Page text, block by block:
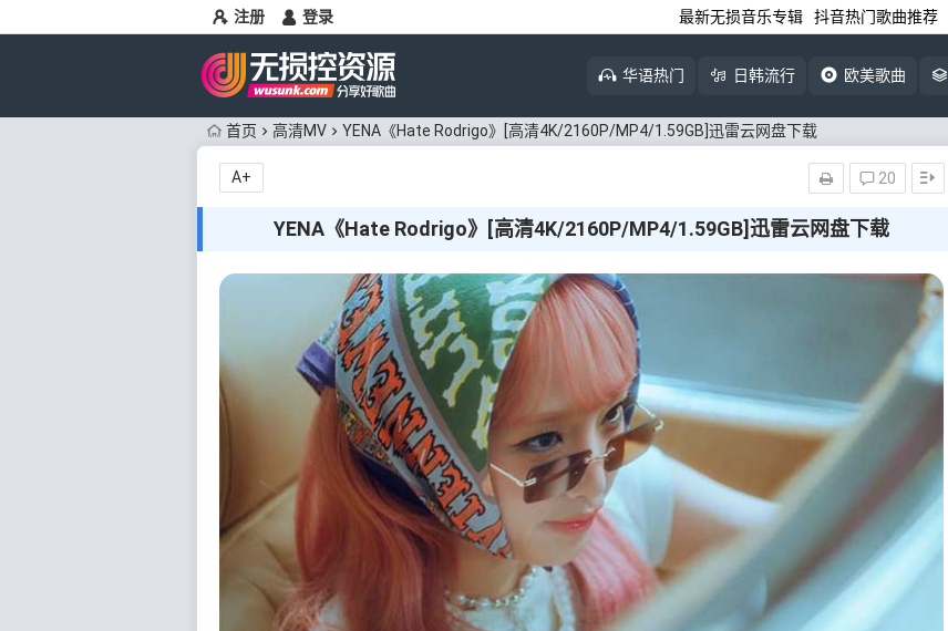
注册 登录 最新无损音乐专辑 抖音热门歌曲推荐
华语热门 日韩流行 欧美歌曲
首页 高清MV YENA《Hate Rodrigo》[高清4K/2160P/MP4/1.59GB]迅雷云网盘下载
YENA《Hate Rodrigo》[高清4K/2160P/MP4/1.59GB]迅雷云网盘下载
20
A+